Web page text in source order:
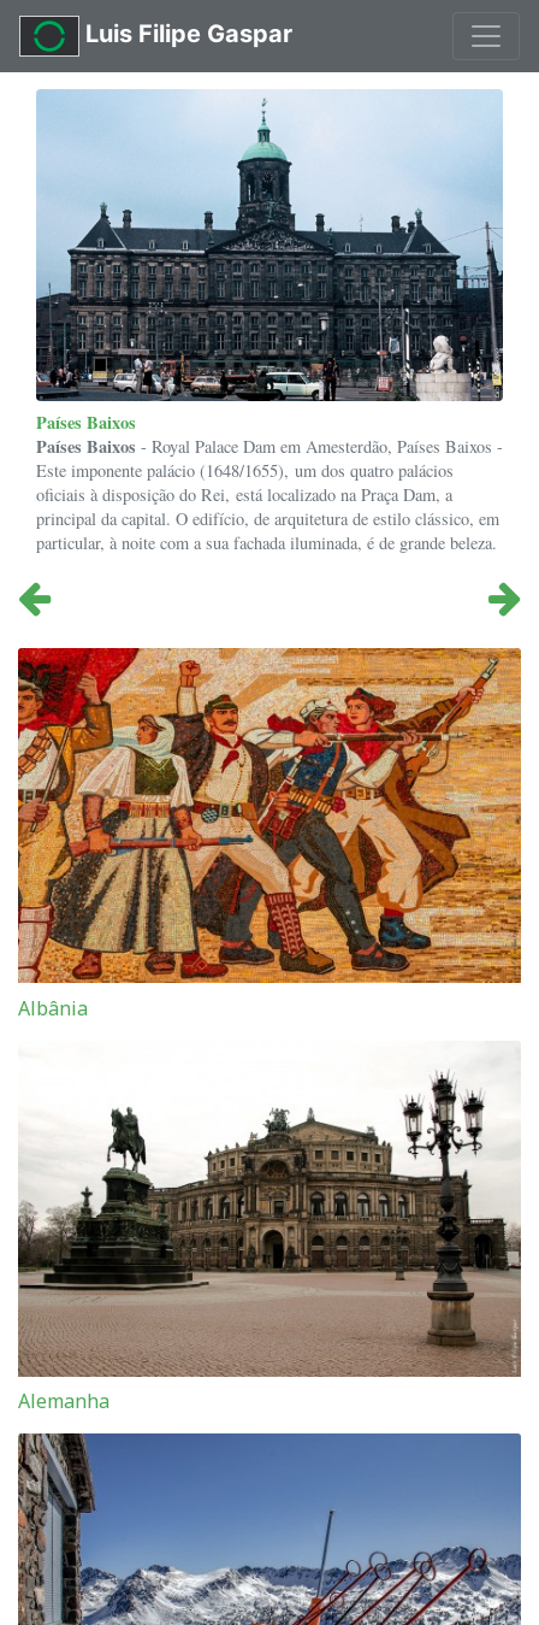
Luis Filipe Gaspar
Países Baixos
Países Baixos - Royal Palace Dam em Amesterdão, Países Baixos -
Este imponente palácio (1648/1655), um dos quatro palácios
oficiais à disposição do Rei, está localizado na Praça Dam, a
principal da capital. O edifício, de arquitetura de estilo clássico, em
particular, à noite com a sua fachada iluminada, é de grande beleza.
Albânia
Alemanha